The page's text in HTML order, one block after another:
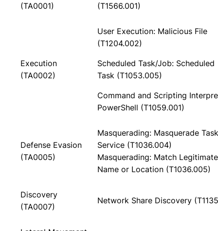
(TA0001)
(T1566.001)
Execution
(TA0002)
User Execution: Malicious File
(T1204.002)
Scheduled Task/Job: Scheduled
Task (T1053.005)
Command and Scripting
PowerShell (T1059.001)
Defense Evasion
(TA0005)
Masquerading: Masquerade
Service (T1036.004)
Masquerading: Match Legitimate
Name or Location (T1036.005)
Discovery
(TA0007)
Network Share Discovery